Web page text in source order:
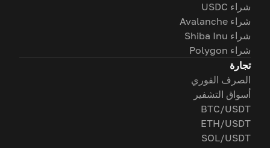
شراء USDC
شراء Avalanche
شراء Shiba Inu
شراء Polygon
تجارة
الصرف الفوري
أسواق التشفير
BTC/USDT
ETH/USDT
SOL/USDT